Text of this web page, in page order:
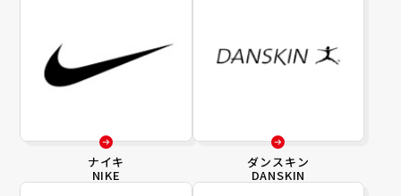
ナイキ
NIKE
ダンスキン
DANSKIN